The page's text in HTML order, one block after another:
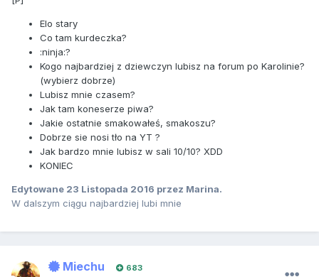
Elo stary
Co tam kurdeczka?
:ninja:?
Kogo najbardziej z dziewczyn lubisz na forum po Karolinie?
(wybierz dobrze)
Lubisz mnie czasem?
Jak tam koneserze piwa?
Jakie ostatnie smakowałeś, smakoszu?
Dobrze sie nosi tło na YT ?
Jak bardzo mnie lubisz w sali 10/10? XDD
KONIEC
Edytowane 23 Listopada 2016 przez Marina.
W dalszym ciągu najbardziej lubi mnie
Miechu 683